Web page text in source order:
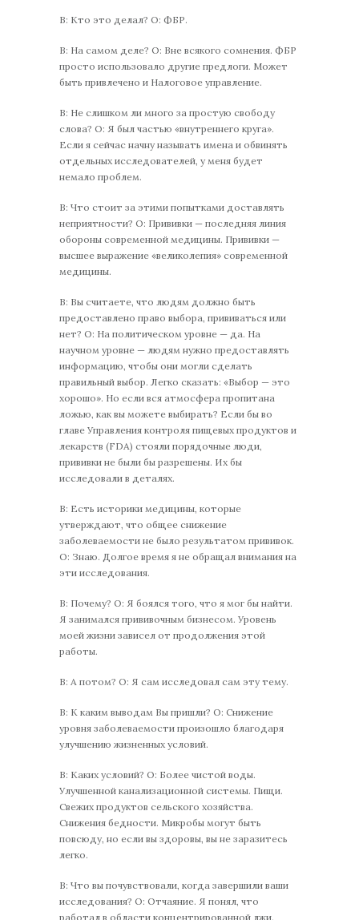
В: Кто это делал? О: ФБР.
В: На самом деле? О: Вне всякого сомнения. ФБР
просто использовало другие предлоги. Может
быть привлечено и Налоговое управление.
В: Не слишком ли много за простую свободу
слова? О: Я был частью «внутреннего круга».
Если я сейчас начну называть имена и обвинять
отдельных исследователей, у меня будет
немало проблем.
В: Что стоит за этими попытками доставлять
неприятности? О: Прививки — последняя линия
обороны современной медицины. Прививки —
высшее выражение «великолепия» современной
медицины.
В: Вы считаете, что людям должно быть
предоставлено право выбора, прививаться или
нет? О: На политическом уровне — да. На
научном уровне — людям нужно предоставлять
информацию, чтобы они могли сделать
правильный выбор. Легко сказать: «Выбор — это
хорошо». Но если вся атмосфера пропитана
ложью, как вы можете выбирать? Если бы во
главе Управления контроля пищевыx продуктов и
лекарств (FDA) стояли порядочные люди,
прививки не были бы разрешены. Их бы
исследовали в деталях.
В: Есть историки медицины, которые
утверждают, что общее снижение
заболеваемости не было результатом прививок.
О: Знаю. Долгое время я не обращал внимания на
эти исследования.
В: Почему? О: Я боялся того, что я мог бы найти.
Я занимался прививочным бизнесом. Уровень
моей жизни зависел от продолжения этой
работы.
В: А потом? О: Я сам исследовал сам эту тему.
В: К каким выводам Вы пришли? О: Снижение
уровня заболеваемости произошло благодаря
улучшению жизненных условий.
В: Каких условий? О: Более чистой воды.
Улучшенной канализационной системы. Пищи.
Свежих продуктов сельского хозяйства.
Снижения бедности. Микробы могут быть
повсюду, но если вы здоровы, вы не заразитесь
легко.
В: Что вы почувствовали, когда завершили ваши
исследования? О: Отчаяние. Я понял, что
работал в области концентрированной лжи.